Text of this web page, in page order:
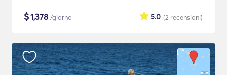
$1,378 /giorno (2 recensioni)
5.0